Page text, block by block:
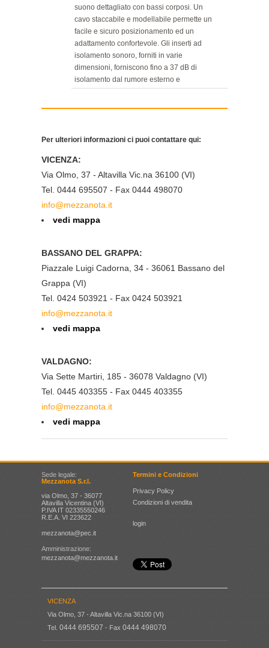
suono dettagliato con bassi corposi. Un
cavo staccabile e modellabile permette un
facile e sicuro posizionamento ed un
adattamento confortevole. Gli inserti ad
isolamento sonoro, forniti in varie
dimensioni, forniscono fino a 37 dB di
isolamento dal rumore esterno e
Per ulteriori informazioni ci puoi contattare qui:
VICENZA:
Via Olmo, 37 - Altavilla Vic.na 36100 (VI)
Tel. 0444 695507 - Fax 0444 498070
info@mezzanota.it
vedi mappa
BASSANO DEL GRAPPA:
Piazzale Luigi Cadorna, 34 - 36061 Bassano del
Grappa (VI)
Tel. 0424 503921 - Fax 0424 503921
info@mezzanota.it
vedi mappa
VALDAGNO:
Via Sette Martiri, 185 - 36078 Valdagno (VI)
Tel. 0445 403355 - Fax 0445 403355
info@mezzanota.it
vedi mappa
Sede legale:
Mezzanota S.r.l.
via Olmo, 37 - 36077
Altavilla Vicentina (VI)
P.IVA IT 02335550246
R.E.A. VI 223622
mezzanota@pec.it
Amministrazione:
mezzanota@mezzanota.it
Termini e Condizioni
Privacy Policy
Condizioni di vendita
login
VICENZA
Via Olmo, 37 - Altavilla Vic.na 36100 (VI)
Tel. 0444 695507 - Fax 0444 498070